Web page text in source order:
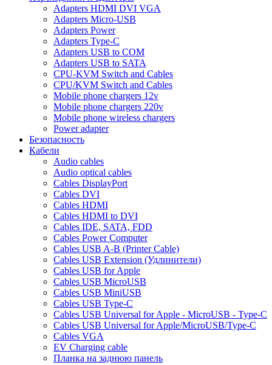
Adapters HDMI DVI VGA
Adapters Micro-USB
Adapters Power
Adapters Type-C
Adapters USB to COM
Adapters USB to SATA
CPU-KVM Switch and Cables
CPU/KVM Switch and Cables
Mobile phone chargers 12v
Mobile phone chargers 220v
Mobile phone wireless chargers
Power adapter
Безопасность
Кабели
Audio cables
Audio optical cables
Cables DisplayPort
Cables DVI
Cables HDMI
Cables HDMI to DVI
Cables IDE, SATA, FDD
Cables Power Computer
Cables USB A-B (Printer Cable)
Cables USB Extension (Удлинители)
Cables USB for Apple
Cables USB MicroUSB
Cables USB MiniUSB
Cables USB Type-C
Cables USB Universal for Apple - MicroUSB - Type-C
Cables USB Universal for Apple/MicroUSB/Type-C
Cables VGA
EV Charging cable
Планка на заднюю панель